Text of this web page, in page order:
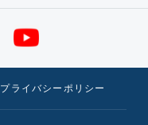
プライバシーポリシー